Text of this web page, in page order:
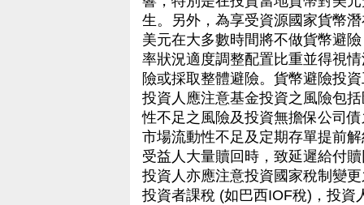
生。另外，為享受資源國家貨幣
美元在大多數時間將不做貨幣避
率狀況適度調整配置比重並得視
險或採取整體避險。貨幣避險投
投資人應注意基金投資之風險包
性不足之風險及投資無擔保公司
市場流動性不足及定期存單提前
受益人大量贖回時，致延遲給付
投資人亦應注意投資國家稅制變
投資者課稅 (如巴西IOF稅)，投資